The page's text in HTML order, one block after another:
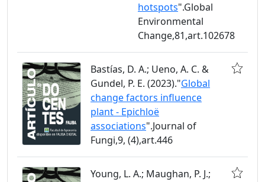
hotspots".Global
Environmental
Change,81,art.102678
Bastías, D. A.; Ueno, A. C. &
Gundel, P. E. (2023)."Global
change factors influence
plant - Epichloë
associations".Journal of
Fungi,9, (4),art.446
Young, L. A.; Maughan, P. J.;